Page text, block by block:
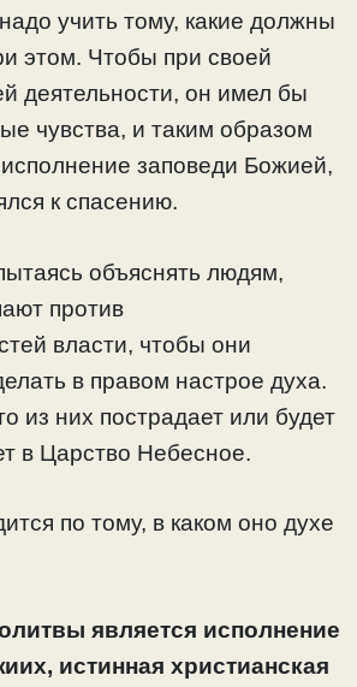
учить тому, какие должны
этом. Чтобы при своей
деятельности, он имел бы
чувства, и таким образом
заповеди Божией,
к спасению.
объяснять людям,
против
власти, чтобы они
в правом настрое духа.
из них пострадает или будет
в Царство Небесное.
по тому, в каком оно духе
является исполнение
истинная христианская